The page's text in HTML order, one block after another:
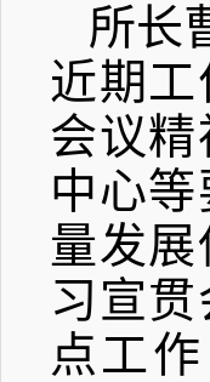
所长
近期
会议
中心
量发
习宣
点工